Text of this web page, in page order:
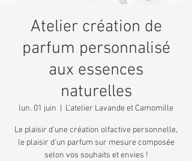
Atelier création de
parfum personnalisé
aux essences
naturelles
lun. 01 juin L'atelier Lavande et Camomille
Le plaisir d'une création olfactive personnelle,
le plaisir d'un parfum sur mesure composée
selon vos souhaits et envies !